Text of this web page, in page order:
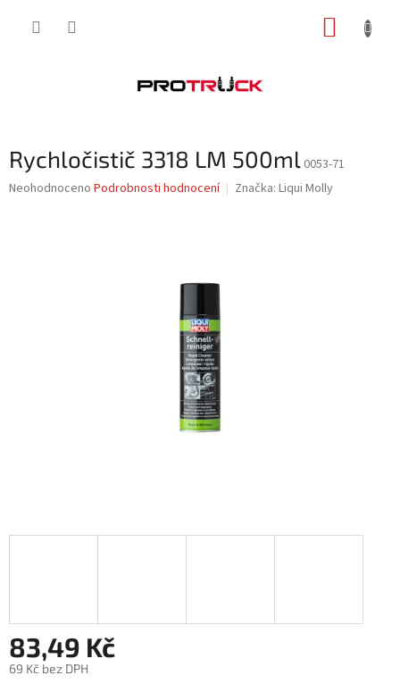
Rychločistič 3318 LM 500ml 0053-71
Průměrné
Neohodnoceno Podrobnosti hodnocení Značka: Liqui Molly
83,49 Kč
69 Kč bez DPH